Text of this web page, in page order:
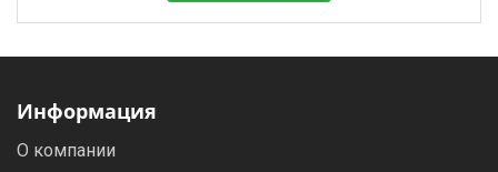
Информация
О компании